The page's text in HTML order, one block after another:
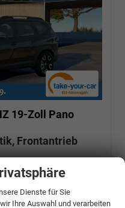
19-Zoll Pano
Frontantrieb
Dienste für Sie
Ihre Auswahl und verarbeiten